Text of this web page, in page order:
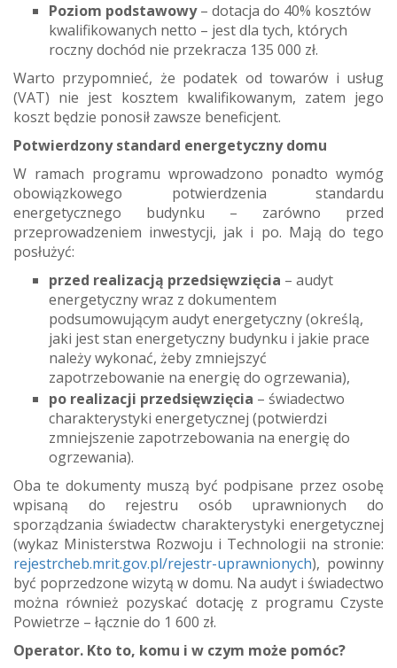
Poziom podstawowy– dotacja do 40% kosztów
kwalifikowanych netto – jest dla tych, których
roczny dochód nie przekracza 135 000 zł.
Warto przypomnieć, że podatek od towarów i usług
(VAT) nie jest kosztem kwalifikowanym, zatem jego
koszt będzie ponosił zawsze beneficjent.
Potwierdzony standard energetyczny domu
W ramach programu wprowadzono ponadto wymóg
obowiązkowego potwierdzenia standardu
energetycznego budynku – zarówno przed
przeprowadzeniem inwestycji, jak i po. Mają do tego
posłużyć:
przed realizacją przedsięwzięcia – audyt
energetyczny wraz z dokumentem
podsumowującym audyt energetyczny (określą,
jaki jest stan energetyczny budynku i jakie prace
należy wykonać, żeby zmniejszyć
zapotrzebowanie na energię do ogrzewania),
po realizacji przedsięwzięcia – świadectwo
charakterystyki energetycznej (potwierdzi
zmniejszenie zapotrzebowania na energię do
ogrzewania).
Oba te dokumenty muszą być podpisane przez osobę
wpisaną do rejestru osób uprawnionych do
sporządzania świadectw charakterystyki energetycznej
(wykaz Ministerstwa Rozwoju i Technologii na stronie:
rejestrcheb.mrit.gov.pl/rejestr-uprawnionych), powinny
być poprzedzone wizytą w domu. Na audyt i świadectwo
można również pozyskać dotację z programu Czyste
Powietrze – łącznie do 1 600 zł.
Operator. Kto to, komu i w czym może pomóc?